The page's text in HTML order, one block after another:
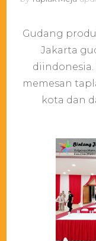
Gudang
Jakarta
diindonesia.
memesan
kota dan